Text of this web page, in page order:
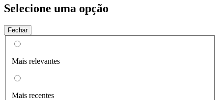
Selecione uma opção
Fechar
Mais relevantes
Mais recentes